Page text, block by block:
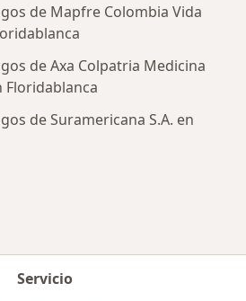
de Mapfre Colombia Vida
de Axa Colpatria Medicina
Floridablanca
de Suramericana S.A. en
Servicio